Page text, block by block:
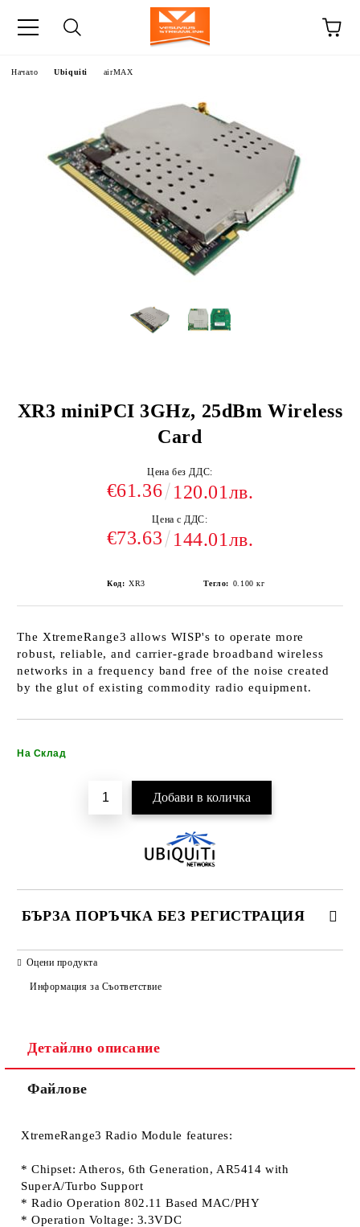
Начало Ubiquiti airMAX
XR3 miniPCI 3GHz, 25dBm Wireless
Card
Цена без ДДС:
€61.36 120.01лв.
Цена с ДДС:
€73.63 144.01лв.
Код: XR3 Тегло: 0.100 кг
The XtremeRange3 allows WISP's to operate more
robust, reliable, and carrier-grade broadband wireless
networks in a frequency band free of the noise created
by the glut of existing commodity radio equipment.
На Склад
БЪРЗА ПОРЪЧКА БЕЗ РЕГИСТРАЦИЯ
Ние ще се свържем с вас в рамките на работния ден.
Оцени продукта
Информация за Съответствие
Детайлно описание
Файлове
XtremeRange3 Radio Module features:
* Chipset: Atheros, 6th Generation, AR5414 with
SuperA/Turbo Support
* Radio Operation 802.11 Based MAC/PHY
* Operation Voltage: 3.3VDC